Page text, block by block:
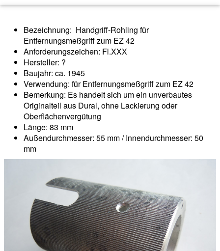
Bezeichnung: Handgriff-Rohling für
Entfernungsmeßgriff zum EZ 42
Anforderungszeichen: Fl.XXX
Hersteller: ?
Baujahr: ca. 1945
Verwendung: für Entfernungsmeßgriff zum EZ 42
Bemerkung: Es handelt sich um ein unverbautes
Originalteil aus Dural, ohne Lackierung oder
Oberflächenvergütung
Länge: 83 mm
Außendurchmesser: 55 mm / Innendurchmesser: 50
mm